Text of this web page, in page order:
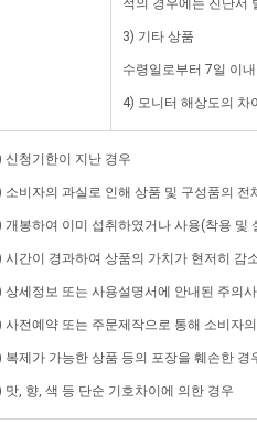
적의 경우에는 진단서
3) 기타 상품
수령일로부터 7일 이
4) 모니터 해상도의 차
신청기한이 지난 경우
소비자의 과실로 인해 상품 및 구성품의
개봉하여 이미 섭취하였거나 사용(착용 및
시간이 경과하여 상품의 가치가 현저히 감
상세정보 또는 사용설명서에 안내된 주의
사전예약 또는 주문제작으로 통해 소비자
복제가 가능한 상품 등의 포장을 훼손한 경
맛, 향, 색 등 단순 기호차이에 의한 경우